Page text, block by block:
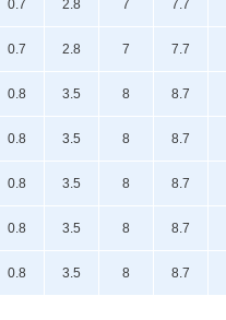
0.7 2.8 7 7.7
0.7 2.8 7 7.7
0.8 3.5 8 8.7
0.8 3.5 8 8.7
0.8 3.5 8 8.7
0.8 3.5 8 8.7
0.8 3.5 8 8.7